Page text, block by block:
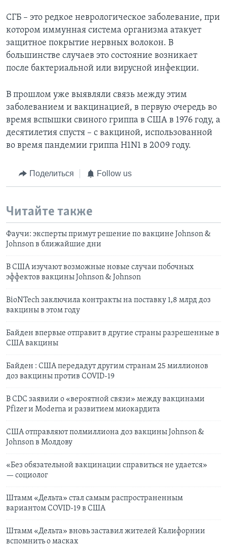
СГБ – это редкое неврологическое заболевание, при
котором иммунная система организма атакует
защитное покрытие нервных волокон. В
большинстве случаев это состояние возникает
после бактериальной или вирусной инфекции.
В прошлом уже выявляли связь между этим
заболеванием и вакцинацией, в первую очередь во
время вспышки свиного гриппа в США в 1976 году, а
десятилетия спустя – с вакциной, использованной
во время пандемии гриппа H1N1 в 2009 году.
Поделиться Follow us
Читайте также
Фаучи: эксперты примут решение по вакцине Johnson &
Johnson в ближайшие дни
В США изучают возможные новые случаи побочных
эффектов вакцины Johnson & Johnson
BioNTech заключила контракты на поставку 1,8 млрд доз
вакцины в этом году
Байден впервые отправит в другие страны разрешенные в
США вакцины
Байден : США передадут другим странам 25 миллионов
доз вакцины против COVID-19
В CDC заявили о «вероятной связи» между вакцинами
Pfizer и Moderna и развитием миокардита
США отправляют полмиллиона доз вакцины Johnson &
Johnson в Молдову
«Без обязательной вакцинации справиться не удается»
— социолог
Штамм «Дельта» стал самым распространенным
вариантом COVID-19 в США
Штамм «Дельта» вновь заставил жителей Калифорнии
вспомнить о масках